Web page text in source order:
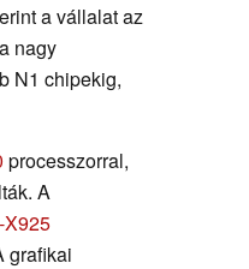
a vállalat az
nagy
N1 chipekig,
processzorral,
A
X925
grafikai